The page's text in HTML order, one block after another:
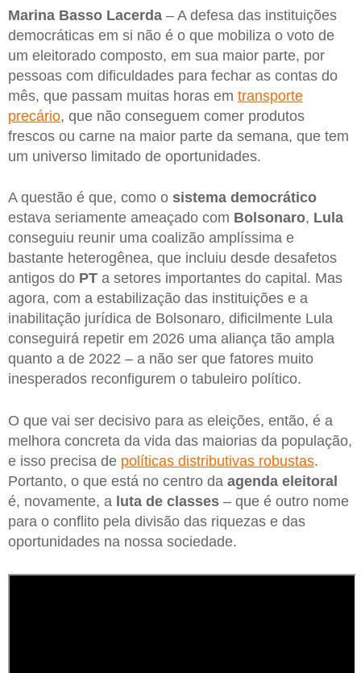
Marina Basso Lacerda – A defesa das instituições
democráticas em si não é o que mobiliza o voto de
um eleitorado composto, em sua maior parte, por
pessoas com dificuldades para fechar as contas do
mês, que passam muitas horas em transporte
precário, que não conseguem comer produtos
frescos ou carne na maior parte da semana, que tem
um universo limitado de oportunidades.
A questão é que, como o sistema democrático
estava seriamente ameaçado com Bolsonaro, Lula
conseguiu reunir uma coalizão amplíssima e
bastante heterogênea, que incluiu desde desafetos
antigos do PT a setores importantes do capital. Mas
agora, com a estabilização das instituições e a
inabilitação jurídica de Bolsonaro, dificilmente Lula
conseguirá repetir em 2026 uma aliança tão ampla
quanto a de 2022 – a não ser que fatores muito
inesperados reconfigurem o tabuleiro político.
O que vai ser decisivo para as eleições, então, é a
melhora concreta da vida das maiorias da população,
e isso precisa de políticas distributivas robustas.
Portanto, o que está no centro da agenda eleitoral
é, novamente, a luta de classes – que é outro nome
para o conflito pela divisão das riquezas e das
oportunidades na nossa sociedade.